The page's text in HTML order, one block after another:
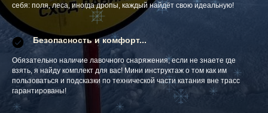
себя: поля, леса, иногда дропы, каждый найдёт свою идеальную!
Безопасность и комфорт...
Обязательно наличие лавочного снаряжения, если не знаете где
взять, я найду комплект для вас! Мини инструктаж о том как им
пользоваться и подсказки по технической части катания вне трасс
гарантированы!